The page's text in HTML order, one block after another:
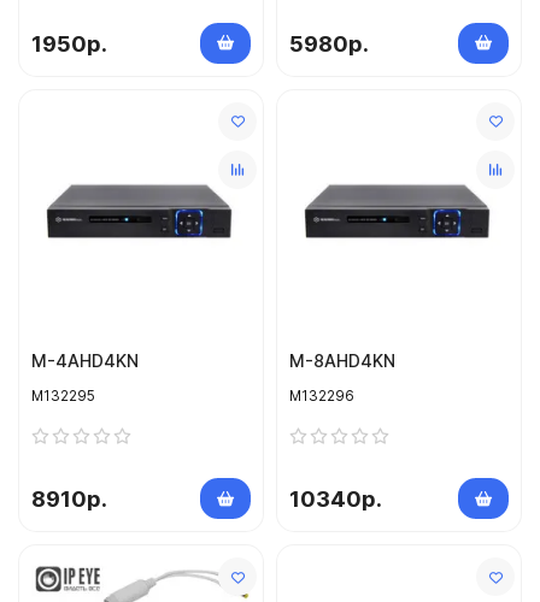
1950р. 5980р.
M-4AHD4KN
M132295
8910р.
M-8AHD4KN
M132296
10340р.